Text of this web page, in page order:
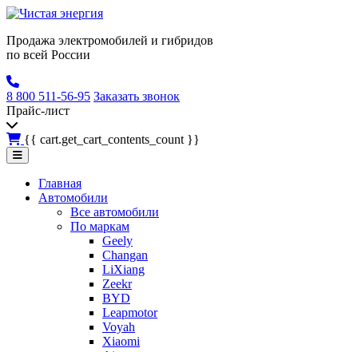
Продажа электромобилей и гибридов
по всей России
8 800 511-56-95 Заказать звонок
Прайс-лист
{{ cart.get_cart_contents_count }}
Главная
Автомобили
Все автомобили
По маркам
Geely
Changan
LiXiang
Zeekr
BYD
Leapmotor
Voyah
Xiaomi